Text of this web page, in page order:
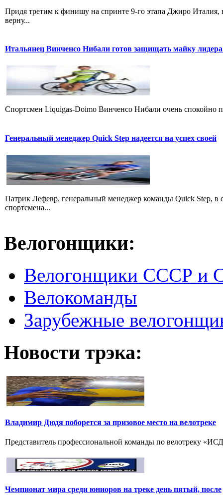
Придя третим к финишу на спринте 9-го этапа Джиро
верну...
Итальянец Винченсо Нибали готов защищать майку
Cпортсмен Liquigas-Doimo Винченсо Нибали очень спокойно
Генеральный менеджер Quick Step надеется на успех своей
Патрик Лефевр, генеральный менеджер команды Quick Step, в
спортсмена...
Велогонщики:
Велогонщики СССР и
Велокоманды
Зарубежные
Новости трэка:
Владимир Дюдя поборется за призовое место на велотреке
Представитель профессиональной команды по велотреку
Чемпионат мира среди юниоров на треке день пятый, после